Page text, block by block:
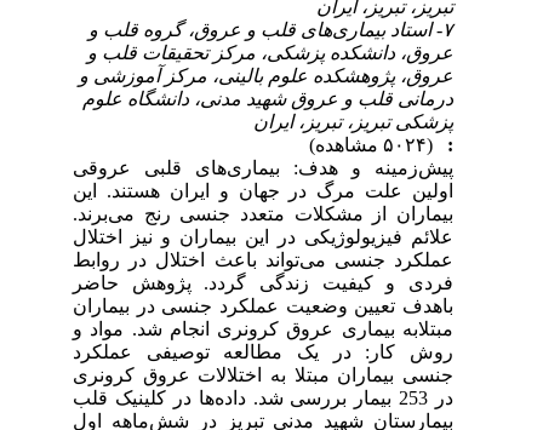
تبریز، تبریز، ایران
۷- استاد بیماری‌های قلب و عروق، گروه قلب و
عروق، دانشکده پزشکی، مرکز تحقیقات قلب و
عروق، پژوهشکده علوم بالینی، مرکز آموزشی و
درمانی قلب و عروق شهید مدنی، دانشگاه علوم
پزشکی تبریز، تبریز، ایران
پیش‌زمینه و هدف: بیماری‌های قلبی عروقی
اولین علت مرگ در جهان و ایران هستند. این
بیماران از مشکلات متعدد جنسی رنج می‌برند.
علائم فیزیولوژیکی در این بیماران و نیز اختلال
عملکرد جنسی می‌تواند باعث اختلال در روابط
فردی و کیفیت زندگی گردد. پژوهش حاضر
باهدف تعیین وضعیت عملکرد جنسی در بیماران
مبتلابه بیماری عروق کرونری انجام شد. مواد و
روش کار: در یک مطالعه توصیفی عملکرد
جنسی بیماران مبتلا به اختلالات عروق کرونری
در 253 بیمار بررسی شد. داده‌ها در کلینیک قلب
بیمارستان شهید مدنی تبریز در شش‌ماهه اول